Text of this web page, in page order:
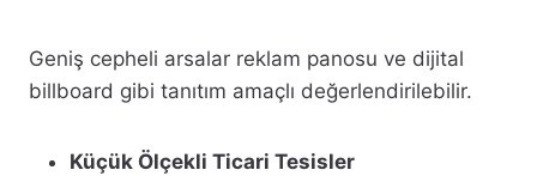
Geniş cepheli arsalar reklam panosu ve dijital
billboard gibi tanıtım amaçlı değerlendirilebilir.
Küçük Ölçekli Ticari Tesisler